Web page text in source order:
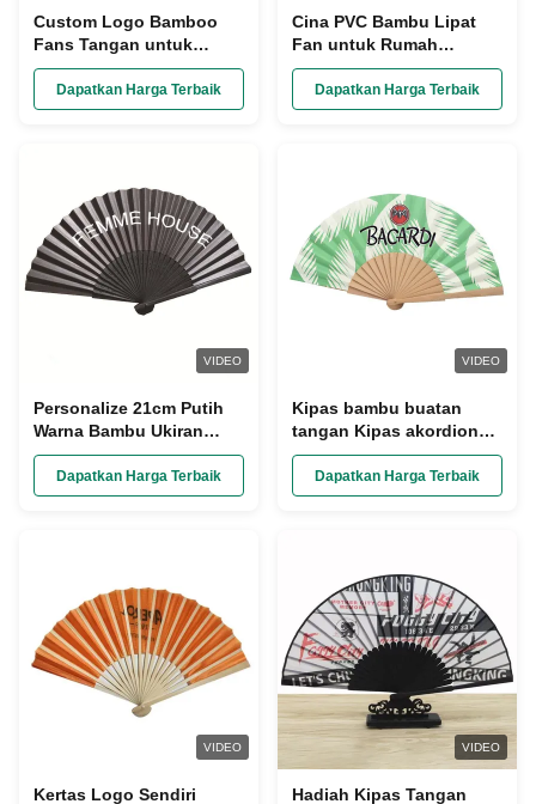
Custom Logo Bamboo
Fans Tangan untuk
Pernikahan Fans Lipat
Plastik Pribadi
Dapatkan Harga Terbaik
Cina PVC Bambu Lipat
Fan untuk Rumah
Restoran Bar Hotel
Pernikahan Supermarket
Promosi
Dapatkan Harga Terbaik
VIDEO
Personalize 21cm Putih
Warna Bambu Ukiran
Logo Fan Hand untuk
pesta pernikahan
Dapatkan Harga Terbaik
VIDEO
Kipas bambu buatan
tangan Kipas akordion
bambu dengan desain
sisi ganda
Dapatkan Harga Terbaik
VIDEO
Kertas Logo Sendiri
VIDEO
Hadiah Kipas Tangan